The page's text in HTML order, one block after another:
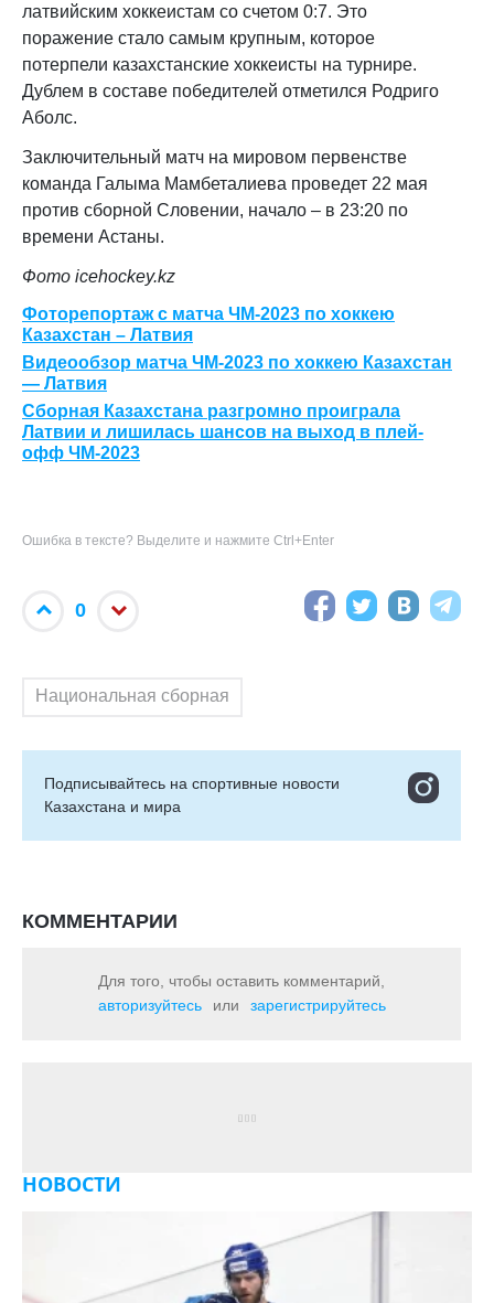
латвийским хоккеистам со счетом 0:7. Это
поражение стало самым крупным, которое
потерпели казахстанские хоккеисты на турнире.
Дублем в составе победителей отметился Родриго
Аболс.
Заключительный матч на мировом первенстве
команда Галыма Мамбеталиева проведет 22 мая
против сборной Словении, начало – в 23:20 по
времени Астаны.
Фото icehockey.kz
Фоторепортаж с матча ЧМ-2023 по хоккею
Казахстан – Латвия
Видеообзор матча ЧМ-2023 по хоккею Казахстан
— Латвия
Сборная Казахстана разгромно проиграла
Латвии и лишилась шансов на выход в плей-
офф ЧМ-2023
Ошибка в тексте? Выделите и нажмите Ctrl+Enter
0
Национальная сборная
Подписывайтесь на cпортивные новости
Казахстана и мира
КОММЕНТАРИИ
Для того, чтобы оставить комментарий,
авторизуйтесь
или зарегистрируйтесь
НОВОСТИ